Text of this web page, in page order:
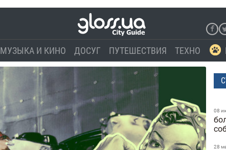
МУЗЫКА И КИНО ДОСУГ ПУТЕШЕСТВИЯ ТЕХНО
08
28